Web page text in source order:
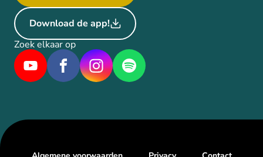
Download de app!
Zoek elkaar op